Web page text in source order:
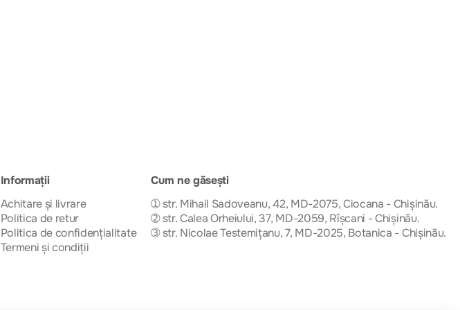
Informații
Achitare și livrare
Politica de retur
Politica de confidențialitate
Termeni și condiții
Cum ne găsești
➀ str. Mihail Sadoveanu, 42, MD-2075, Ciocana - Chișinău.
➁ str. Calea Orheiului, 37, MD-2059, Rîșcani - Chișinău.
➂ str. Nicolae Testemițanu, 7, MD-2025, Botanica - Chișinău.